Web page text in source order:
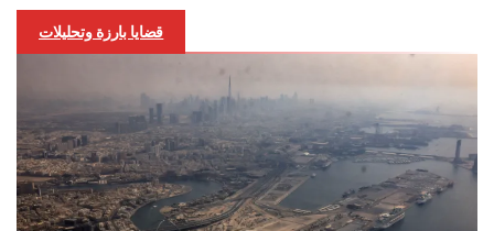
قضايا بارزة وتحليلات